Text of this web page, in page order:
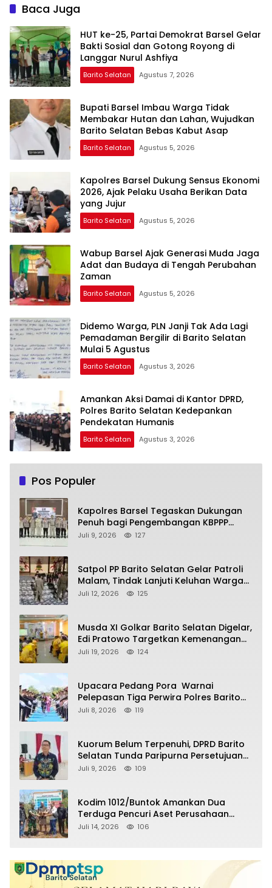
Baca Juga
HUT ke-25, Partai Demokrat Barsel Gelar
Bakti Sosial dan Gotong Royong di
Langgar Nurul Ashfiya
Barito Selatan Agustus 7, 2026
Bupati Barsel Imbau Warga Tidak
Membakar Hutan dan Lahan, Wujudkan
Barito Selatan Bebas Kabut Asap
Barito Selatan Agustus 5, 2026
Kapolres Barsel Dukung Sensus Ekonomi
2026, Ajak Pelaku Usaha Berikan Data
yang Jujur
Barito Selatan Agustus 5, 2026
Wabup Barsel Ajak Generasi Muda Jaga
Adat dan Budaya di Tengah Perubahan
Zaman
Barito Selatan Agustus 5, 2026
Didemo Warga, PLN Janji Tak Ada Lagi
Pemadaman Bergilir di Barito Selatan
Mulai 5 Agustus
Barito Selatan Agustus 3, 2026
Amankan Aksi Damai di Kantor DPRD,
Polres Barito Selatan Kedepankan
Pendekatan Humanis
Barito Selatan Agustus 3, 2026
Pos Populer
Kapolres Barsel Tegaskan Dukungan
Penuh bagi Pengembangan KBPPP
Kalimantan Tengah
Juli 9, 2026 127
Satpol PP Barito Selatan Gelar Patroli
Malam, Tindak Lanjuti Keluhan Warga
soal Balap Liar dan Remaja Nongkrong
Juli 12, 2026 125
Musda XI Golkar Barito Selatan Digelar,
Edi Pratowo Targetkan Kemenangan
Partai pada Pemilu Mendatang
Juli 19, 2026 124
Upacara Pedang Pora Warnai
Pelepasan Tiga Perwira Polres Barito
Selatan Masuki Masa Pensiun
Juli 8, 2026 119
Kuorum Belum Terpenuhi, DPRD Barito
Selatan Tunda Paripurna Persetujuan
Raperda Pertanggungjawaban APBD
Juli 9, 2026 109
Kodim 1012/Buntok Amankan Dua
Terduga Pencuri Aset Perusahaan
Sitaan Satgas PKH, Satu Paket Diduga
Juli 14, 2026 106